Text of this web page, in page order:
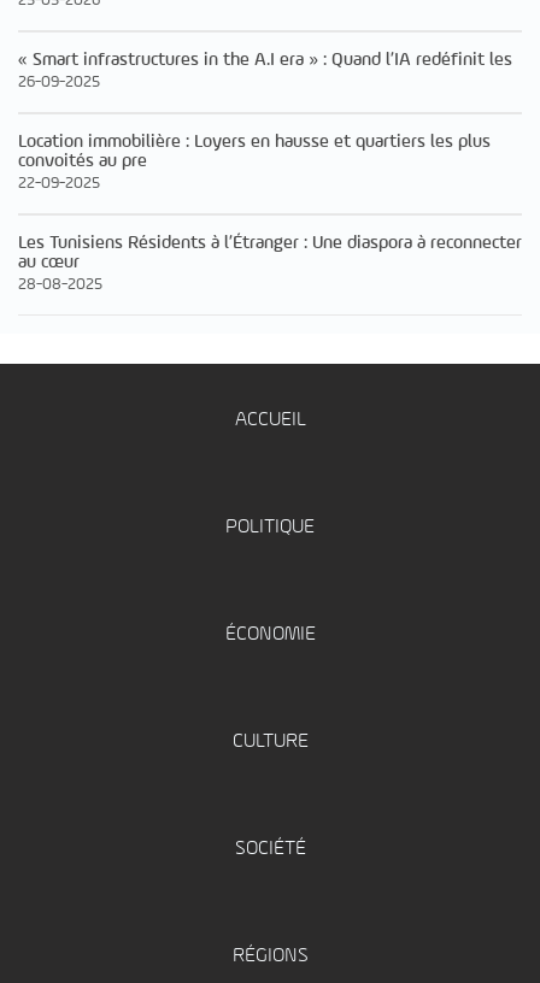
« Smart infrastructures in the A.I era » : Quand l’IA redéfinit les
26-09-2025
Location immobilière : Loyers en hausse et quartiers les plus
convoités au pre
22-09-2025
Les Tunisiens Résidents à l’Étranger : Une diaspora à reconnecter
au cœur
28-08-2025
ACCUEIL
POLITIQUE
ÉCONOMIE
CULTURE
SOCIÉTÉ
RÉGIONS